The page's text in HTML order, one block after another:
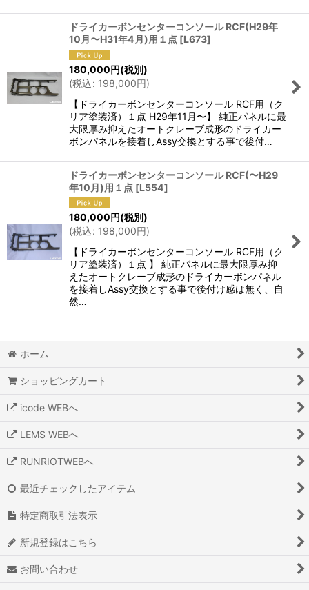
ドライカーボンセンターコンソール RCF(H29年
10月〜H31年4月)用１点 [L673]
180,000円(税別)
(税込: 198,000円)
【ドライカーボンセンターコンソール RCF用（ク
リア塗装済）１点 H29年11月〜】 純正パネルに最
大限厚み抑えたオートクレーブ成形のドライカー
ボンパネルを接着しAssy交換とする事で後付…
ドライカーボンセンターコンソール RCF(〜H29
年10月)用１点 [L554]
180,000円(税別)
(税込: 198,000円)
【ドライカーボンセンターコンソール RCF用（ク
リア塗装済）１点 】 純正パネルに最大限厚み抑
えたオートクレーブ成形のドライカーボンパネル
を接着しAssy交換とする事で後付け感は無く、自
然…
ホーム
ショッピングカート
icode WEBへ
LEMS WEBへ
RUNRIOTWEBへ
最近チェックしたアイテム
特定商取引法表示
新規登録はこちら
お問い合わせ